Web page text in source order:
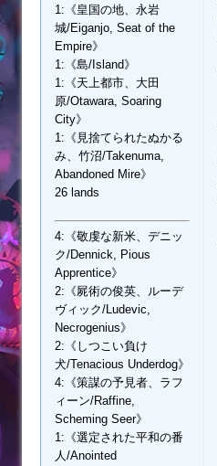
1:《皇国の地、永岩
城/Eiganjo, Seat of the
Empire》
1:《島/Island》
1:《天上都市、大田
原/Otawara, Soaring
City》
1:《見捨てられたぬかる
み、竹沼/Takenuma,
Abandoned Mire》
26 lands
4:《敬虔な新米、デニッ
ク/Dennick, Pious
Apprentice》
2:《屍術の俊英、ルーデ
ヴィック/Ludevic,
Necrogenius》
2:《しつこい負け
犬/Tenacious Underdog》
4:《策謀の予見者、ラフ
ィーン/Raffine,
Scheming Seer》
1:《選定された平和の番
人/Anointed